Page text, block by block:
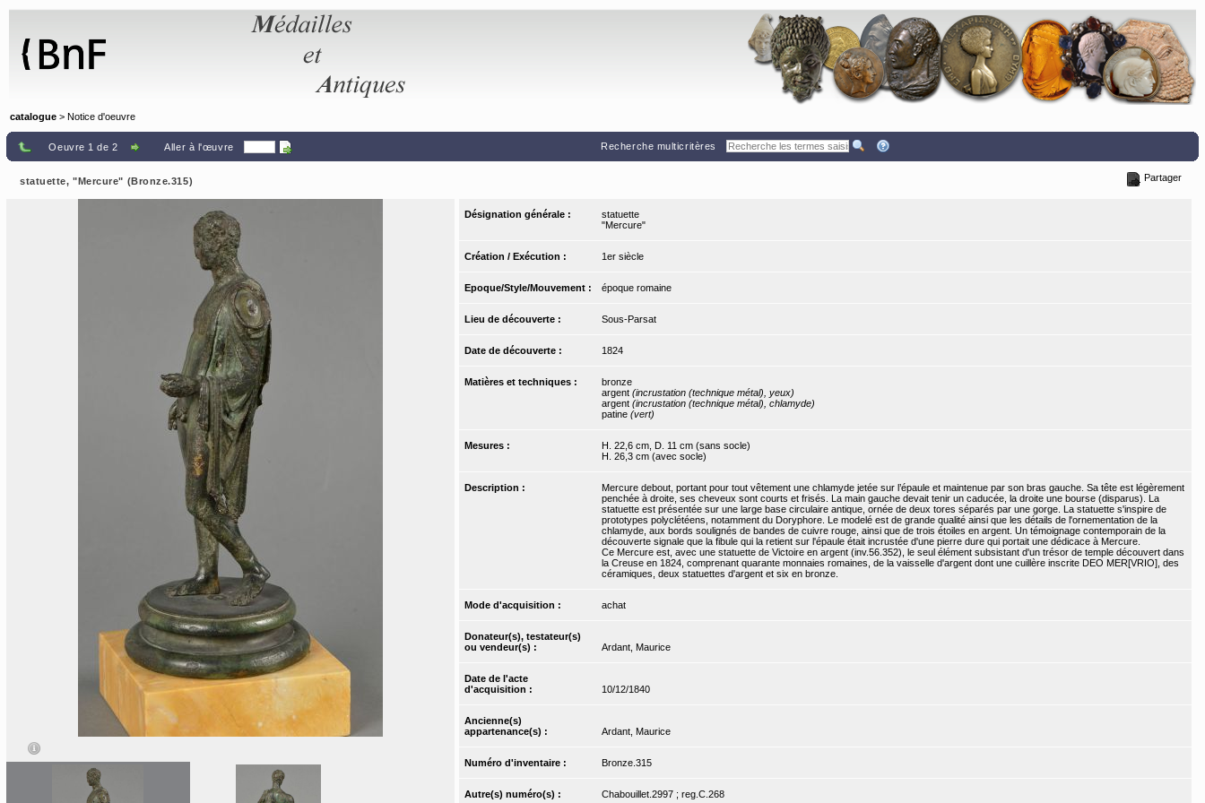
catalogue > Notice d'oeuvre
Oeuvre 1 de 2 Aller à l'œuvre Recherche multicritères
statuette, "Mercure" (Bronze.315) Partager
Désignation générale :
statuette
"Mercure"
Création / Exécution : 1er siècle
Epoque/Style/Mouvement : époque romaine
Lieu de découverte : Sous-Parsat
Date de découverte : 1824
Matières et techniques :
bronze
argent (incrustation (technique métal), yeux)
argent (incrustation (technique métal), chlamyde)
patine (vert)
Mesures :
H. 22,6 cm, D. 11 cm (sans socle)
H. 26,3 cm (avec socle)
Description :
Mercure debout, portant pour tout vêtement une chlamyde jetée sur l’épaule et maintenue par son bras gauche. Sa tête est légèrement
penchée à droite, ses cheveux sont courts et frisés. La main gauche devait tenir un caducée, la droite une bourse (disparus). La
statuette est présentée sur une large base circulaire antique, ornée de deux tores séparés par une gorge. La statuette s'inspire de
prototypes polyclétéens, notamment du Doryphore. Le modelé est de grande qualité ainsi que les détails de l'ornementation de la
chlamyde, aux bords soulignés de bandes de cuivre rouge, ainsi que de trois étoiles en argent. Un témoignage contemporain de la
découverte signale que la fibule qui la retient sur l'épaule était incrustée d'une pierre dure qui portait une dédicace à Mercure.
Ce Mercure est, avec une statuette de Victoire en argent (inv.56.352), le seul élément subsistant d'un trésor de temple découvert dans
la Creuse en 1824, comprenant quarante monnaies romaines, de la vaisselle d'argent dont une cuillère inscrite DEO MER[VRIO], des
céramiques, deux statuettes d'argent et six en bronze.
Mode d'acquisition : achat
Donateur(s), testateur(s)
ou vendeur(s) :
Ardant, Maurice
Date de l'acte
d'acquisition :
10/12/1840
Ancienne(s)
appartenance(s) :
Ardant, Maurice
Numéro d'inventaire : Bronze.315
Autre(s) numéro(s) : Chabouillet.2997 ; reg.C.268